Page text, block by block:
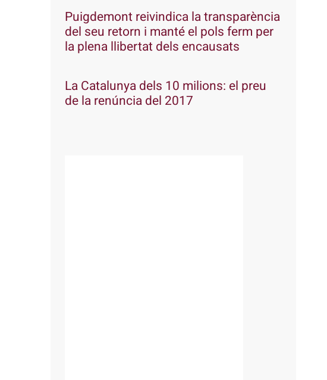
Puigdemont reivindica la transparència
del seu retorn i manté el pols ferm per
la plena llibertat dels encausats
La Catalunya dels 10 milions: el preu
de la renúncia del 2017